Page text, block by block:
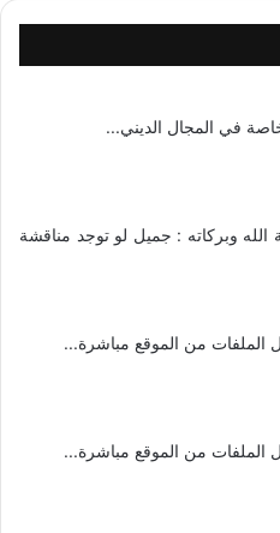
في المجال الديني...
الله وبركاته : جميل لو توجد مناقشة
من الموقع مباشرة...
من الموقع مباشرة...